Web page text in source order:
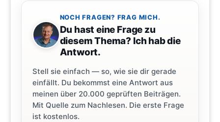
NOCH FRAGEN? FRAG MICH.
Du hast eine Frage zu
diesem Thema? Ich hab die
Antwort.
Stell sie einfach — so, wie sie dir gerade
einfällt. Du bekommst eine Antwort aus
meinen über 20.000 geprüften Beiträgen.
Mit Quelle zum Nachlesen. Die erste Frage
ist kostenlos.